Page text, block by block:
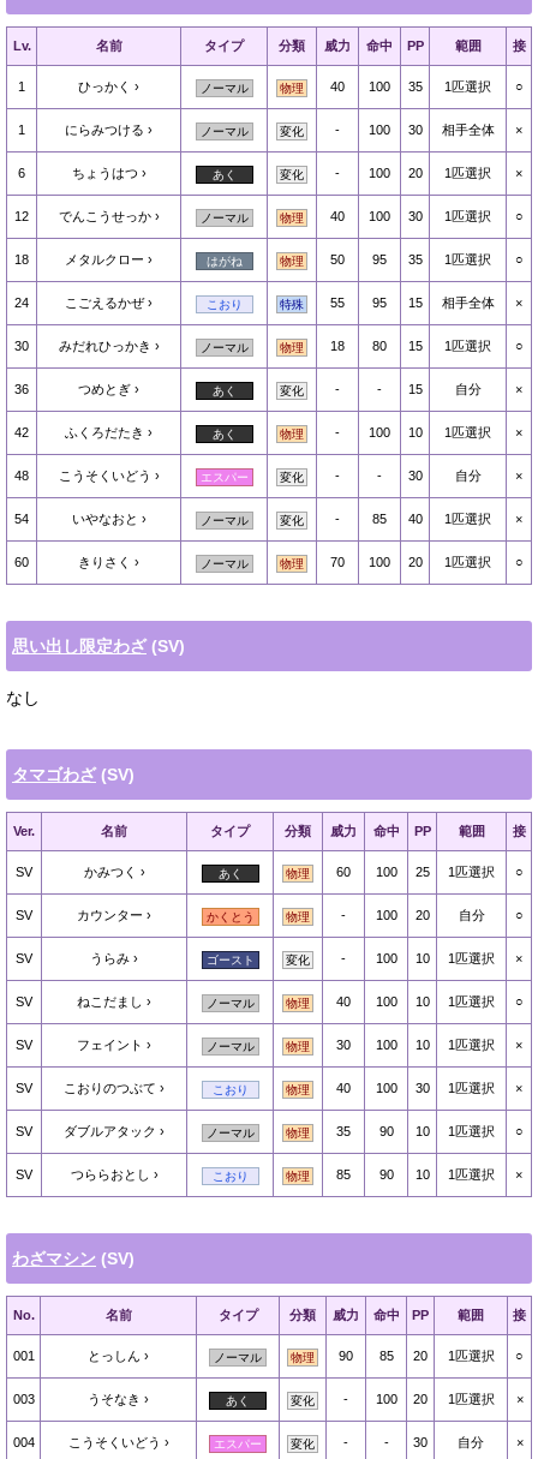
Lv. 名前 タイプ 分類 威力 命中 PP 範囲 接
1 ひっかく ノーマル 物理 40 100 35 1匹選択 ○
1 にらみつける ノーマル 変化 - 100 30 相手全体 ×
6 ちょうはつ あく 変化 - 100 20 1匹選択 ×
12 でんこうせっか ノーマル 物理 40 100 30 1匹選択 ○
18 メタルクロー はがね 物理 50 95 35 1匹選択 ○
24 こごえるかぜ こおり 特殊 55 95 15 相手全体 ×
30 みだれひっかき ノーマル 物理 18 80 15 1匹選択 ○
36 つめとぎ あく 変化 - - 15 自分 ×
42 ふくろだたき あく 物理 - 100 10 1匹選択 ×
48 こうそくいどう エスパー 変化 - - 30 自分 ×
54 いやなおと ノーマル 変化 - 85 40 1匹選択 ×
60 きりさく ノーマル 物理 70 100 20 1匹選択 ○
思い出し限定わざ (SV)
なし
タマゴわざ (SV)
Ver. 名前 タイプ 分類 威力 命中 PP 範囲 接
SV かみつく あく 物理 60 100 25 1匹選択 ○
SV カウンター かくとう 物理 - 100 20 自分 ○
SV うらみ ゴースト 変化 - 100 10 1匹選択 ×
SV ねこだまし ノーマル 物理 40 100 10 1匹選択 ○
SV フェイント ノーマル 物理 30 100 10 1匹選択 ×
SV こおりのつぶて こおり 物理 40 100 30 1匹選択 ×
SV ダブルアタック ノーマル 物理 35 90 10 1匹選択 ○
SV つららおとし こおり 物理 85 90 10 1匹選択 ×
わざマシン (SV)
No. 名前 タイプ 分類 威力 命中 PP 範囲 接
001 とっしん ノーマル 物理 90 85 20 1匹選択 ○
003 うそなき あく 変化 - 100 20 1匹選択 ×
004 こうそくいどう エスパー 変化 - - 30 自分 ×